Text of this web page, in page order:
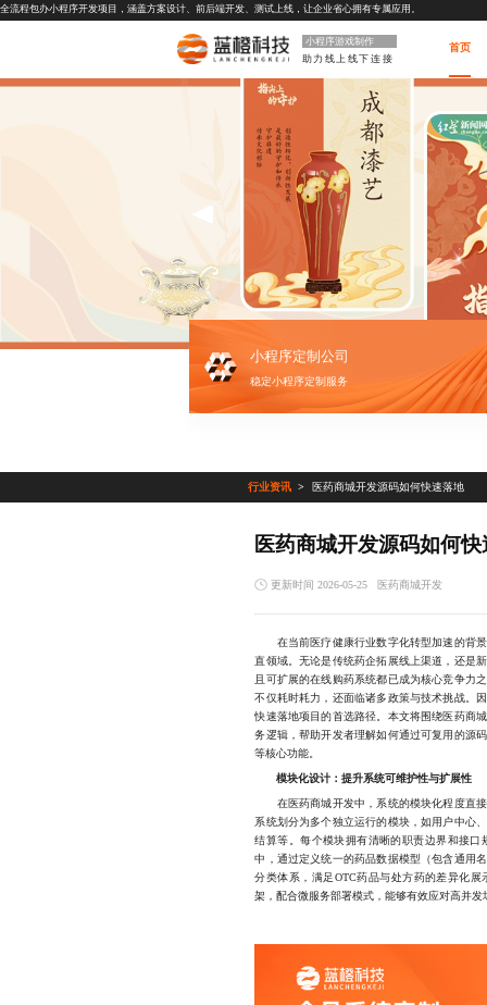
全流程包办小程序开发项目，涵盖方案设计、前后端开发、测试上线，让企业省心拥有专属应用。
小程序游戏制作
助力线上线下连接
首页
小程序定制公司
稳定小程序定制服务
行业资讯 医药商城开发源码如何快速落地
医药商城开发源码如何
更新时间 2026-05-25 医药商城开发
在当前医疗健康行业数字化转型加速的背景
直领域。无论是传统药企拓展线上渠道，还是
且可扩展的在线购药系统都已成为核心竞争力
不仅耗时耗力，还面临诸多政策与技术挑战。
快速落地项目的首选路径。本文将围绕医药商
务逻辑，帮助开发者理解如何通过可复用的源
等核心功能。
模块化设计：提升系统可维护性与扩展性
在医药商城开发中，系统的模块化程度直接
系统划分为多个独立运行的模块，如用户中心
结算等。每个模块拥有清晰的职责边界和接
中，通过定义统一的药品数据模型（包含通用
分类体系，满足OTC药品与处方药的差异化展
架，配合微服务部署模式，能够有效应对高并发